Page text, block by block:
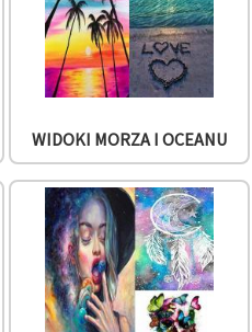
WIDOKI MORZA I OCEANU